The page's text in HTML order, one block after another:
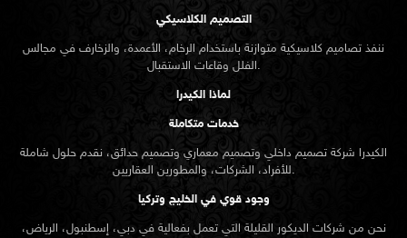
التصميم الكلاسيكي
ننفذ تصاميم كلاسيكية متوازنة باستخدام الرخام، الأعمدة، والزخارف في مجالس
الفلل وقاعات الاستقبال.
لماذا الكيدرا
خدمات متكاملة
الكيدرا شركة تصميم داخلي وتصميم معماري وتصميم حدائق، نقدم حلول شاملة
للأفراد، الشركات، والمطورين العقاريين.
وجود قوي في الخليج وتركيا
نحن من شركات الديكور القليلة التي تعمل بفعالية في دبي، إسطنبول، الرياض،